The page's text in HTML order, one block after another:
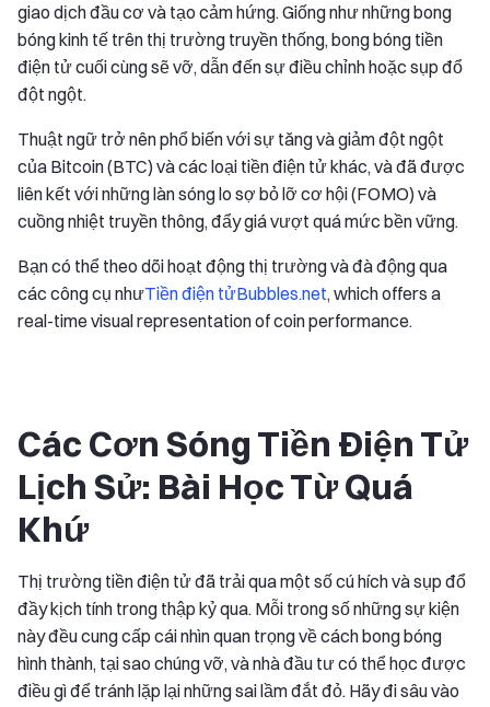
giao dịch đầu cơ và tạo cảm hứng. Giống như những bong
bóng kinh tế trên thị trường truyền thống, bong bóng tiền
điện tử cuối cùng sẽ vỡ, dẫn đến sự điều chỉnh hoặc sụp đổ
đột ngột.
Thuật ngữ trở nên phổ biến với sự tăng và giảm đột ngột
của Bitcoin (BTC) và các loại tiền điện tử khác, và đã được
liên kết với những làn sóng lo sợ bỏ lỡ cơ hội (FOMO) và
cuồng nhiệt truyền thông, đẩy giá vượt quá mức bền vững.
Bạn có thể theo dõi hoạt động thị trường và đà động qua
các công cụ nhưTiền điện tửBubbles.net, which offers a
real-time visual representation of coin performance.
Các Cơn Sóng Tiền Điện Tử
Lịch Sử: Bài Học Từ Quá
Khứ
Thị trường tiền điện tử đã trải qua một số cú hích và sụp đổ
đầy kịch tính trong thập kỷ qua. Mỗi trong số những sự kiện
này đều cung cấp cái nhìn quan trọng về cách bong bóng
hình thành, tại sao chúng vỡ, và nhà đầu tư có thể học được
điều gì để tránh lặp lại những sai lầm đắt đỏ. Hãy đi sâu vào